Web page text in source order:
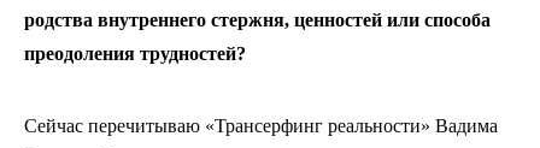
родства внутреннего стержня, ценностей или способа
преодоления трудностей?
Сейчас перечитываю «Трансерфинг реальности» Вадима